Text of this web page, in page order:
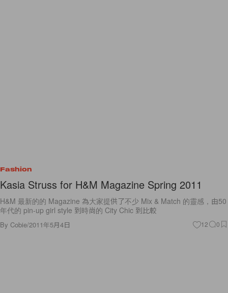
Fashion
Kasia Struss for H&M Magazine Spring 2011
H&M 最新的的 Magazine 為大家提供了不少 Mix & Match 的靈感，由50
年代的 pin-up girl style 到時尚的 City Chic 到比較
By Cobie/2011年5月4日 12 0